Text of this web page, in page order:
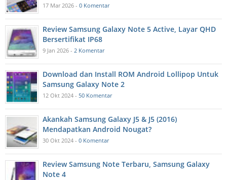
17 Mar 2026 - 0 Komentar
Review Samsung Galaxy Note 5 Active, Layar QHD
Bersertifikat IP68
9 Jan 2026 - 2 Komentar
Download dan Install ROM Android Lollipop Untuk
Samsung Galaxy Note 2
12 Okt 2024 - 50 Komentar
Akankah Samsung Galaxy J5 & J5 (2016)
Mendapatkan Android Nougat?
30 Okt 2024 - 0 Komentar
Review Samsung Note Terbaru, Samsung Galaxy
Note 4